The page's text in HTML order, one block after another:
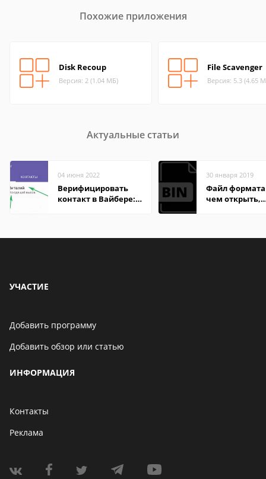
Похожие приложения
Disk Recoup
Версия: 2 (1.04 МБ)
File Scavenger
Версия: 5.3 (4.65
Актуальные статьи
04 июня 2022
Верифицировать
контакт в Вайбере:
30 января 2019
Файл формата
чем открыть,
УЧАСТИЕ
Добавить программу
Добавить обзор или статью
ИНФОРМАЦИЯ
Контакты
Реклама